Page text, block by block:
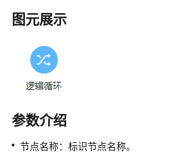
快
入
门
户
指
南
图元展示
参数介绍
节点名称：标识节点名称。